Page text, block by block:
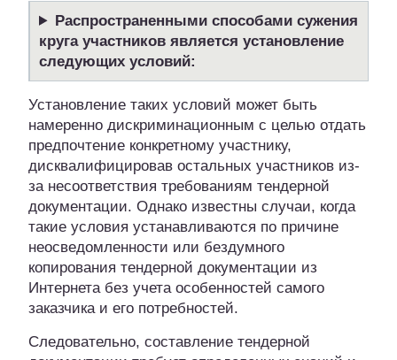
Распространенными способами сужения
круга участников является установление
следующих условий:
Установление таких условий может быть
намеренно дискриминационным с целью отдать
предпочтение конкретному участнику,
дисквалифицировав остальных участников из-
за несоответствия требованиям тендерной
документации. Однако известны случаи, когда
такие условия устанавливаются по причине
неосведомленности или бездумного
копирования тендерной документации из
Интернета без учета особенностей самого
заказчика и его потребностей.
Следовательно, составление тендерной